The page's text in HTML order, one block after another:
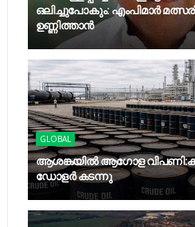
ഒലിച്ചുപോകും: എംപിമാര്‍
ഉണ്ണിത്താന്‍
GLOBAL
ആശങ്കയിൽ ആഗോള
ഡോളർ കടന്നു